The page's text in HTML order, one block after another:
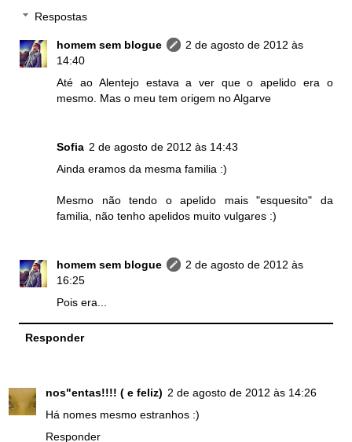
Respostas
homem sem blogue
2 de agosto de 2012 às
14:40
Até ao Alentejo estava a ver que o apelido era o
mesmo. Mas o meu tem origem no Algarve
Sofia 2 de agosto de 2012 às 14:43
Ainda eramos da mesma familia :)
Mesmo não tendo o apelido mais "esquesito" da
familia, não tenho apelidos muito vulgares :)
homem sem blogue
2 de agosto de 2012 às
16:25
Pois era...
Responder
nos"entas!!!! ( e feliz) 2 de agosto de 2012 às 14:26
Há nomes mesmo estranhos :)
Responder